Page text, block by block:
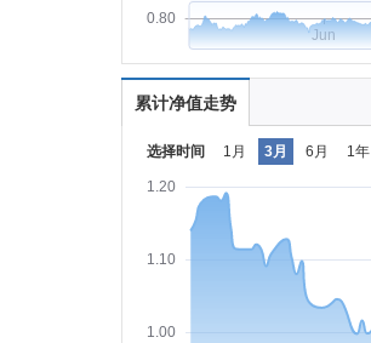
0.80
Jun
累计净值走势
选择时间 1月 3月 6月 1年
1.00
1.10
1.20